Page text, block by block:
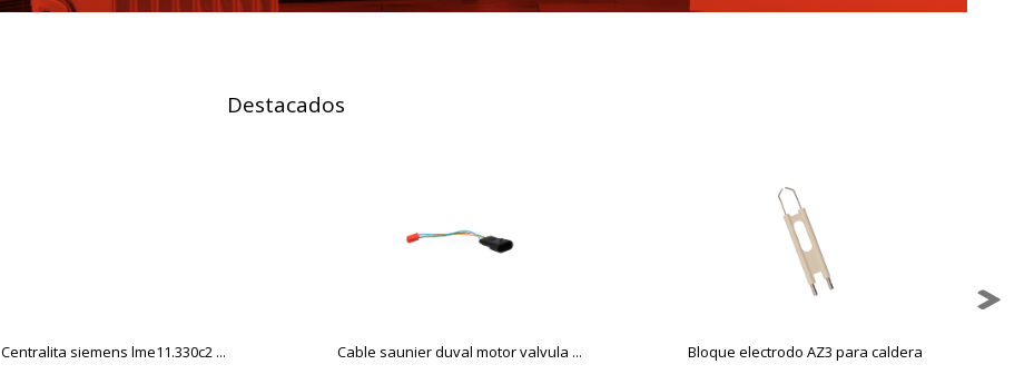
Destacados
Centralita siemens lme11.330c2 ... Cable saunier duval motor valvula ... Bloque electrodo AZ3 para caldera